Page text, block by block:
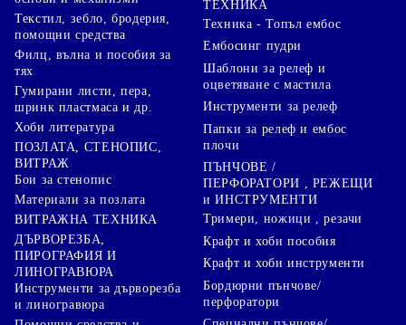
Текстил, зебло, бродерия,
помощни средства
Филц, вълна и пособия за
тях
Гумирани листи, пера,
шринк пластмаса и др.
Хоби литература
ПОЗЛАТА, СТЕНОПИС,
ВИТРАЖ
Бои за стенопис
Материали за позлата
ВИТРАЖНА ТЕХНИКА
ДЪРВОРЕЗБА,
ПИРОГРАФИЯ И
ЛИНОГРАВЮРА
Инструменти за дърворезба
и линогравюра
ТЕХНИКА
Техника - Топъл ембос
Ембосинг пудри
Шаблони за релеф и
оцветяване с мастила
Инструменти за релеф
Папки за релеф и ембос
плочи
ПЪНЧОВЕ /
ПЕРФОРАТОРИ , РЕЖЕЩИ
и ИНСТРУМЕНТИ
Тримери, ножици , резачи
Крафт и хоби пособия
Крафт и хоби инструменти
Бордюрни пънчове/
перфоратори